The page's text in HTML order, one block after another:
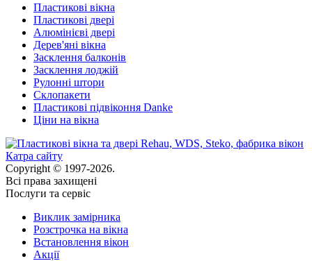
Пластикові вікна
Пластикові двері
Алюмінієві двері
Дерев'яні вікна
Засклення балконів
Засклення лоджій
Рулонні штори
Склопакети
Пластикові підвіконня Danke
Ціни на вікна
Катра сайту
Copyright © 1997-2026.
Всі права захищені
Послуги та сервіс
Виклик замірника
Розстрочка на вікна
Встановлення вікон
Акції